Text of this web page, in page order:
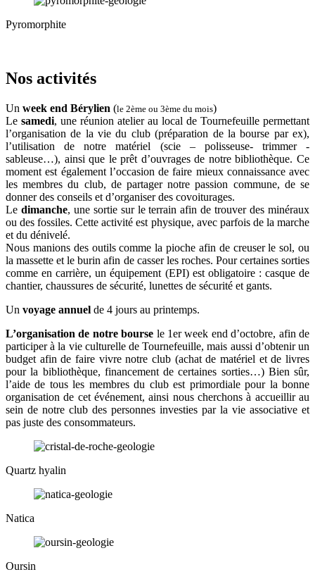
Pyromorphite
Nos activités
Un week end Bérylien (le 2ème ou 3ème du mois)
Le samedi, une réunion atelier au local de Tournefeuille permettant
l’organisation de la vie du club (préparation de la bourse par ex),
l’utilisation de notre matériel (scie – polisseuse- trimmer -
sableuse…), ainsi que le prêt d’ouvrages de notre bibliothèque. Ce
moment est également l’occasion de faire mieux connaissance avec
les membres du club, de partager notre passion commune, de se
donner des conseils et d’organiser des covoiturages.
Le dimanche, une sortie sur le terrain afin de trouver des minéraux
ou des fossiles. Cette activité est physique, avec parfois de la marche
et du dénivelé.
Nous manions des outils comme la pioche afin de creuser le sol, ou
la massette et le burin afin de casser les roches. Pour certaines sorties
comme en carrière, un équipement (EPI) est obligatoire : casque de
chantier, chaussures de sécurité, lunettes de sécurité et gants.
Un voyage annuel de 4 jours au printemps.
L’organisation de notre bourse le 1er week end d’octobre, afin de
participer à la vie culturelle de Tournefeuille, mais aussi d’obtenir un
budget afin de faire vivre notre club (achat de matériel et de livres
pour la bibliothèque, financement de certaines sorties…) Bien sûr,
l’aide de tous les membres du club est primordiale pour la bonne
organisation de cet événement, ainsi nous cherchons à accueillir au
sein de notre club des personnes investies par la vie associative et
pas juste des consommateurs.
Quartz hyalin
Natica
Oursin